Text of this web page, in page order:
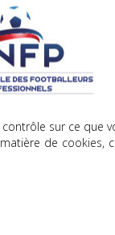
sur ce que
de cookies,